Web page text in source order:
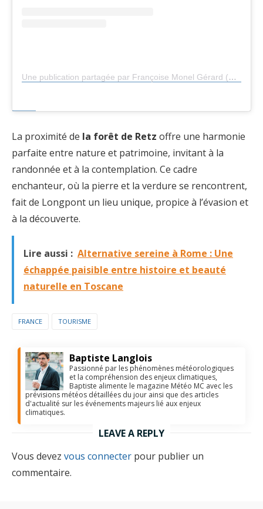
Une publication partagée par Françoise Monel Gérard (@monelgerard)
La proximité de la forêt de Retz offre une harmonie
parfaite entre nature et patrimoine, invitant à la
randonnée et à la contemplation. Ce cadre
enchanteur, où la pierre et la verdure se rencontrent,
fait de Longpont un lieu unique, propice à l’évasion et
à la découverte.
Lire aussi : Alternative sereine à Rome : Une
échappée paisible entre histoire et beauté
naturelle en Toscane
FRANCE TOURISME
Baptiste Langlois
Passionné par les phénomènes météorologiques
et la compréhension des enjeux climatiques,
Baptiste alimente le magazine Météo MC avec les
prévisions météos détaillées du jour ainsi que des articles
d'actualité sur les événements majeurs lié aux enjeux
climatiques.
LEAVE A REPLY
Vous devez vous connecter pour publier un
commentaire.